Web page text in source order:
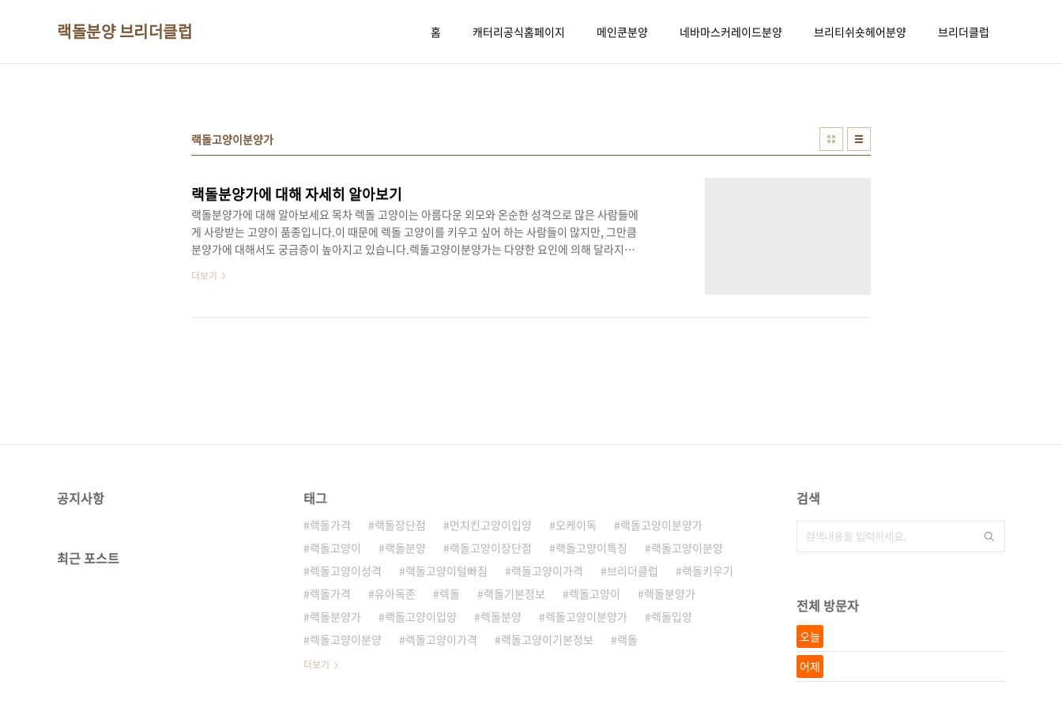
랙돌분양 브리더클럽 홈 캐터리공식홈페이지 메인쿤분양 네바마스커레이드분양 브리티쉬숏헤어분양 브리더클럽
랙돌고양이분양가
랙돌분양가에 대해 자세히 알아보기
랙돌분양가에 대해 알아보세요 목차 렉돌 고양이는 아름다운 외모와 온순한 성격으로 많은 사람들에
게 사랑받는 고양이 품종입니다.이 때문에 렉돌 고양이를 키우고 싶어 하는 사람들이 많지만, 그만큼
분양가에 대해서도 궁금증이 높아지고 있습니다.렉돌고양이분양가는 다양한 요인에 의해 달라지며,
설명해드리겠습니다. 1. 랙돌분양가의 주요 요소렉돌 고양이의 분양가는 보통 다른 고양이들에 비해
로 작용하기 때문입니다. 특히 고양이 혈통이 좋은 렉돌일수록 가격이 더 비싸질 수 있습니다. 고양이
더보기
공지사항
최근 포스트
태그
랙돌가격 랙돌장단점 먼치킨고양이입양 오케이독
랙돌고양이분양가
랙돌고양이
랙돌분양 랙돌고양이장단점 랙돌고양이특징
랙돌고양이분양
렉돌고양이성격
랙돌고양이털빠짐 랙돌고양이가격 브리더클럽
랙돌키우기
렉돌가격
유아독존 렉돌 랙돌기본정보 렉돌고양이
렉돌분양가
랙돌분양가
랙돌고양이입양 렉돌분양 렉돌고양이분양가
렉돌입양
렉돌고양이분양
렉돌고양이가격 랙돌고양이기본정보 랙돌
더보기
검색
전체 방문자
오늘
어제